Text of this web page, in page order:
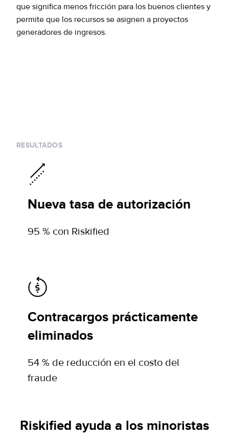
que significa menos fricción para los buenos clientes y
permite que los recursos se asignen a proyectos
generadores de ingresos.
RESULTADOS
Nueva tasa de autorización
95 % con Riskified
Contracargos prácticamente
eliminados
54 % de reducción en el costo del
fraude
Riskified ayuda a los minoristas